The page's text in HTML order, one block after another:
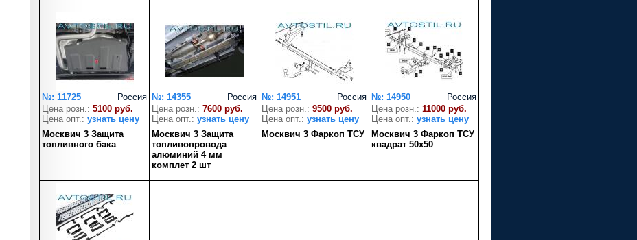
Россия
№: 11725
Цена розн.: 5100 руб.
Цена опт.: узнать цену
Москвич 3 Защита
топливного бака
Россия
№: 14355
Цена розн.: 7600 руб.
Цена опт.: узнать цену
Москвич 3 Защита
топливопровода
алюминий 4 мм
комплет 2 шт
Россия
№: 14951
Цена розн.: 9500 руб.
Цена опт.: узнать цену
Москвич 3 Фаркоп ТСУ
Россия
№: 14950
Цена розн.: 11000 руб.
Цена опт.: узнать цену
Москвич 3 Фаркоп ТСУ
квадрат 50х50